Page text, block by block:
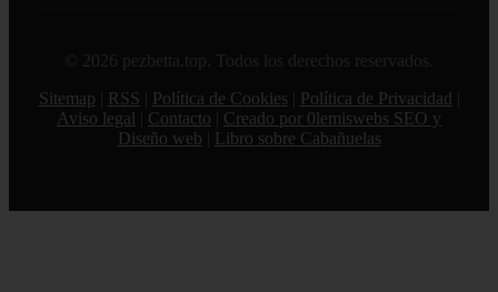
© 2026 pezbetta.top. Todos los derechos reservados.
Sitemap
RSS Política de Cookies Política de Privacidad
Aviso legal
Contacto
Creado por 0lemiswebs SEO y
Diseño web
Libro sobre Cabañuelas